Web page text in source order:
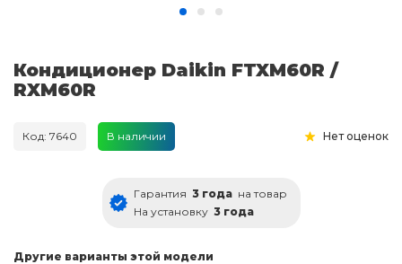
Кондиционер Daikin FTXM60R /
RXM60R
Код: 7640 В наличии Нет оценок
Гарантия 3 года на товар
На установку 3 года
Другие варианты этой модели